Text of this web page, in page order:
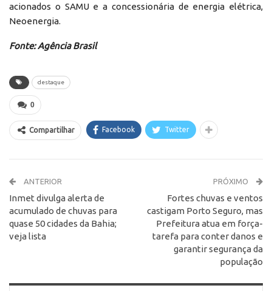
acionados o SAMU e a concessionária de energia elétrica,
Neoenergia.
Fonte: Agência Brasil
destaque
0
Compartilhar Facebook Twitter
ANTERIOR
Inmet divulga alerta de
acumulado de chuvas para
quase 50 cidades da Bahia;
veja lista
PRÓXIMO
Fortes chuvas e ventos
castigam Porto Seguro, mas
Prefeitura atua em força-
tarefa para conter danos e
garantir segurança da
população